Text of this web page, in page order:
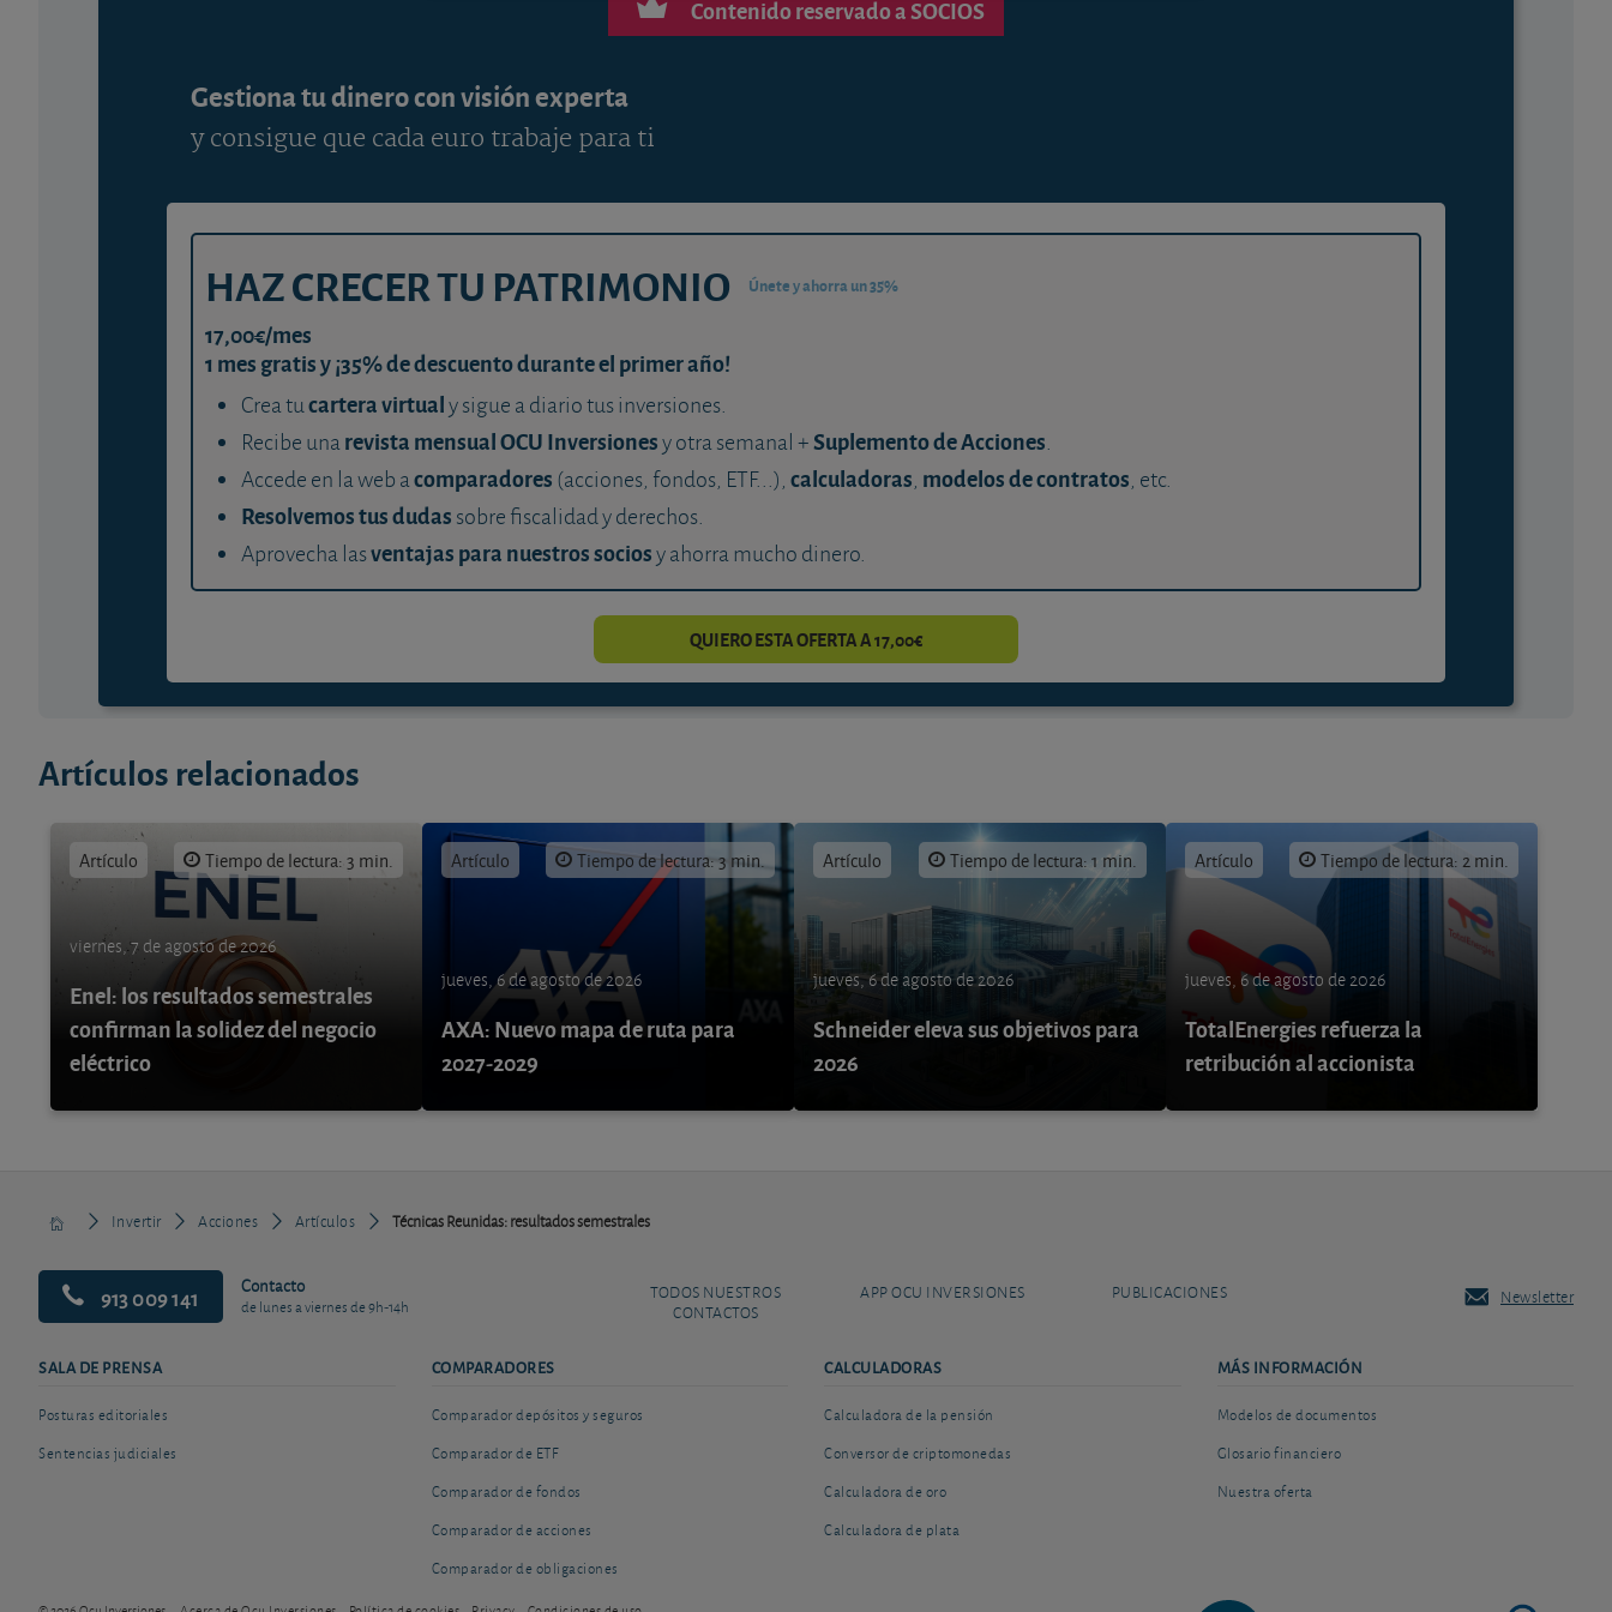
Contenido reservado a SOCIOS
Gestiona tu dinero con visión experta
y consigue que cada euro trabaje para ti
HAZ CRECER TU PATRIMONIO Únete y ahorra un 35%
17,00€/mes
1 mes gratis y ¡35% de descuento durante el primer año!
Crea tucartera virtualy sigue a diario tus inversiones.
Recibe unarevista mensual OCU Inversionesy otra semanal +Suplemento de Acciones.
Accede en la web acomparadores (acciones, fondos, ETF...), calculadoras, modelos de contratos, etc.
Resolvemos tus dudas sobre fiscalidad y derechos.
Aprovecha lasventajas para nuestros sociosy ahorra mucho dinero.
QUIERO ESTA OFERTA A 17,00€
Artículos relacionados
Artículo Tiempo de lectura: 3 min.
viernes, 7 de agosto de 2026
Enel: los resultados semestrales
confirman la solidez del negocio
eléctrico
Artículo Tiempo de lectura: 3 min.
jueves, 6 de agosto de 2026
AXA: Nuevo mapa de ruta para
2027-2029
Artículo Tiempo de lectura: 1 min.
jueves, 6 de agosto de 2026
Schneider eleva sus objetivos para
2026
Artículo Tiempo de lectura: 2 min.
jueves, 6 de agosto de 2026
TotalEnergies refuerza la
retribución al accionista
Invertir Acciones Artículos Técnicas Reunidas: resultados semestrales
913 009 141 Contacto
de lunes a viernes de 9h-14h
TODOS NUESTROS
CONTACTOS
APP OCU INVERSIONES PUBLICACIONES Newsletter
SALA DE PRENSA
Posturas editoriales
Sentencias judiciales
COMPARADORES
Comparador depósitos y seguros
Comparador de ETF
Comparador de fondos
Comparador de acciones
Comparador de obligaciones
CALCULADORAS
Calculadora de la pensión
Conversor de criptomonedas
Calculadora de oro
Calculadora de plata
MÁS INFORMACIÓN
Modelos de documentos
Glosario financiero
Nuestra oferta